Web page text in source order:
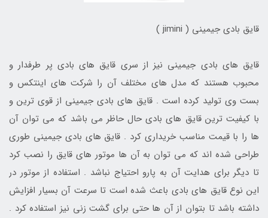
قایق بادی جیمینی ( jimini )
قایق های بادی جیمینی نیز از سری قایق های بادی پر طرفدار و
محبوب هستند که مدل های مختلف آن را شرکت های اینتکس و
بست وی تولید کرده است . قایق های بادی جیمینی از قوی ترین و
با کیفیت ترین قایق های بادی حال حاظر می باشد که می توان آن
ها را با قیمت مناسب خریداری کرد . قایق های بادی جیمینی طوری
طراحی شده اند که می توان به آن ها موتور های قایق را نصب کرد
تا دیگر برای هدایت آن به پارو احتیاج نباشد . استفاده از موتور در
این نوع قایق های بادی باعث شده است تا سرعت آن بسیار افزایش
داشته باشد تا بتوان از آن ها حتی برای گشت زنی نیز استفاده کرد .